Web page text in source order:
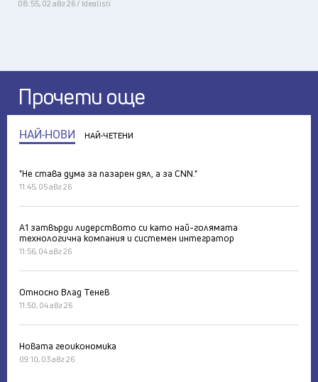
08:55, 02 авг 26 / Idealisti
Прочети още
НАЙ-НОВИ НАЙ-ЧЕТЕНИ
"Не става дума за пазарен дял, а за CNN."
11:45, 05 авг 26
А1 затвърди лидерството си като най-голямата
технологична компания и системен интегратор
11:56, 04 авг 26
Относно Влад Тенев
11:50, 04 авг 26
Новата геоикономика
09:10, 03 авг 26